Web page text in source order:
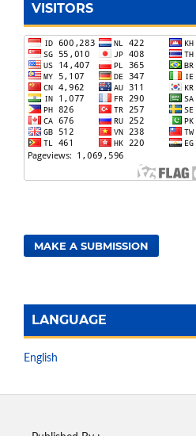
VISITORS
MAKE A SUBMISSION
LANGUAGE
English